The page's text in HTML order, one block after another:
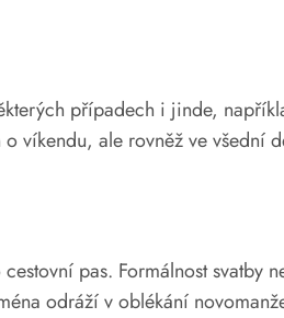
případech i jinde,
víkendu, ale rovněž ve všední
pas. Formálnost
odráží v oblékání